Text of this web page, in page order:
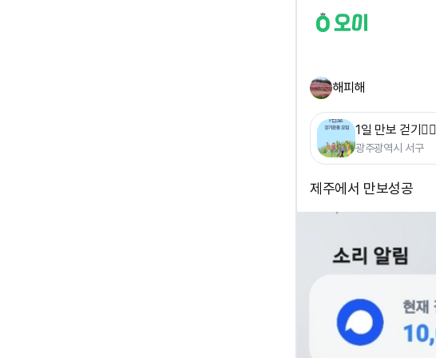
해피해
1일 만보 걷기🚶‍♀️
광주광역시 서구
제주에서 만보성공